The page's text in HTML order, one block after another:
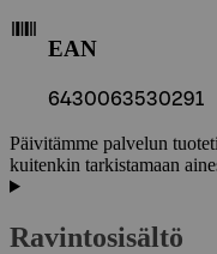
EAN
6430063530291
Päivitämme palvelun
kuitenkin tarkistamaan
Ravintosisältö